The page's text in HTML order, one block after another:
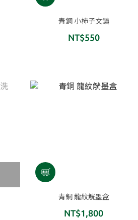
青銅 小柿子文鎮
NT$550
青銅 龍紋觥墨盒
NT$1,800